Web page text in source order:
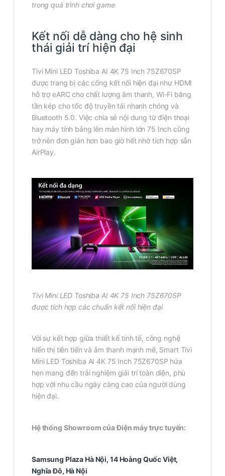
trong quá trình chơi game
Kết nối dễ dàng cho hệ sinh
thái giải trí hiện đại
Tivi Mini LED Toshiba AI 4K 75 Inch 75Z670SP
được trang bị các cổng kết nối hiện đại như HDMI
hỗ trợ eARC cho chất lượng âm thanh, Wi-Fi băng
tần kép cho tốc độ truyền tải nhanh chóng và
Bluetooth 5.0. Việc chia sẻ nội dung từ điện thoại
hay máy tính bảng lên màn hình lớn 75 Inch cũng
trở nên đơn giản hơn bao giờ hết nhờ tích hợp sẵn
AirPlay.
Tivi Mini LED Toshiba AI 4K 75 Inch 75Z670SP
được tích hợp các chuẩn kết nối hiện đại
Với sự kết hợp giữa thiết kế tinh tế, công nghệ
hiển thị tiên tiến và âm thanh mạnh mẽ, Smart Tivi
Mini LED Toshiba AI 4K 75 Inch 75Z670SP hứa
hẹn mang đến trải nghiệm giải trí toàn diện, phù
hợp với nhu cầu ngày càng cao của người dùng
hiện đại.
Hệ thống Showroom của Điện máy trực tuyến:
Samsung Plaza Hà Nội, 14 Hoàng Quốc Việt,
Nghĩa Đô, Hà Nội